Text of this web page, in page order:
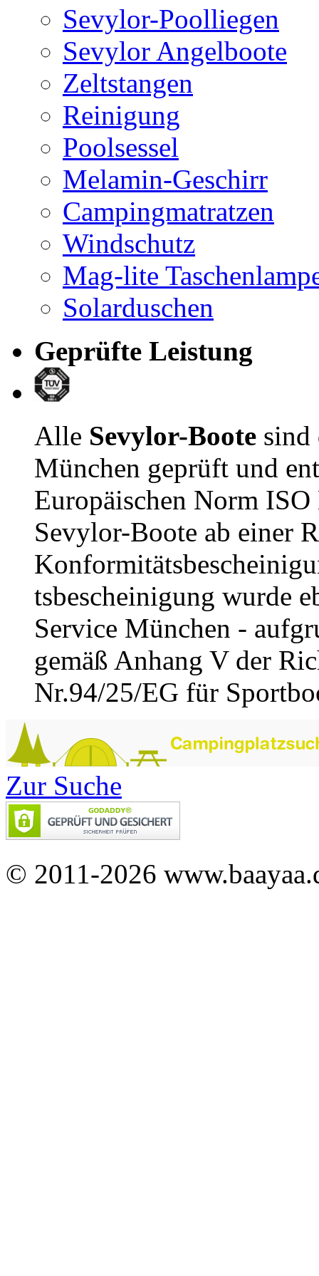
Sevylor-Poolliegen
Sevylor Angelboote
Zeltstangen
Reinigung
Poolsessel
Melamin-Geschirr
Campingmatratzen
Windschutz
Mag-lite
Solarduschen
Geprüfte Leistung
Alle Sevylor-Boote sind
München geprüft und
Europäischen Norm
Sevylor-Boote ab einer
tsbescheinigung wurde
Service München -
gemäß Anhang V der
Nr.94/25/EG für
Zur Suche
© 2011-2026